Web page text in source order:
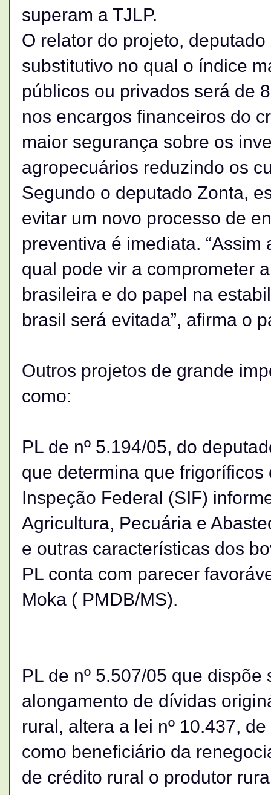
superam a TJLP.
O relator do projeto,
substitutivo no qual o índice
públicos ou privados será de
nos encargos financeiros do
maior segurança sobre os
agropecuários reduzindo os
Segundo o deputado Zonta,
evitar um novo processo de
preventiva é imediata.
qual pode vir a comprometer
brasileira e do papel na
brasil será evitada”, afirma o
Outros projetos de grande
como:
PL de nº 5.194/05, do
que determina que
Inspeção Federal (SIF)
Agricultura, Pecuária e
e outras características dos
PL conta com parecer
Moka ( PMDB/MS).
PL de nº 5.507/05 que
alongamento de dívidas
rural, altera a lei nº 10.437,
como beneficiário da
de crédito rural o produtor